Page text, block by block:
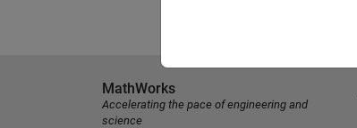
MathWorks
Accelerating the pace of engineering and
science